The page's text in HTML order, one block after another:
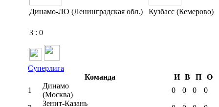
Динамо-ЛО (Ленинградская обл.) Кузбасс (Кемерово)
3 : 0
Суперлига
Команда
И В П
О
1
Динамо
(Москва)
0 0 0 0
Зенит-Казань